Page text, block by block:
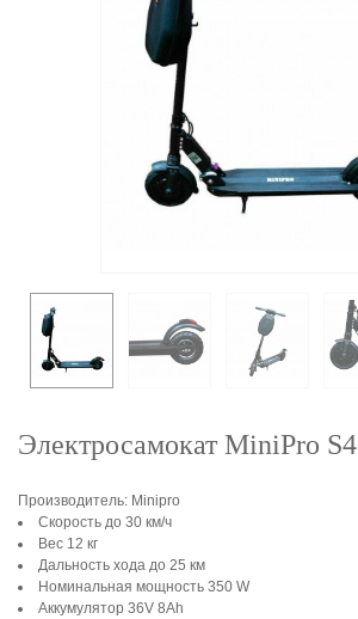
Электросамокат MiniPro S4
Производитель: Minipro
Скорость до 30 км/ч
Вес 12 кг
Дальность хода до 25 км
Номинальная мощность 350 W
Аккумулятор 36V 8Ah